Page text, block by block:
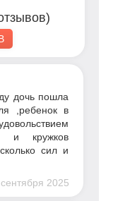
дочь пошла
,ребенок в
и кружков
сил и
2025